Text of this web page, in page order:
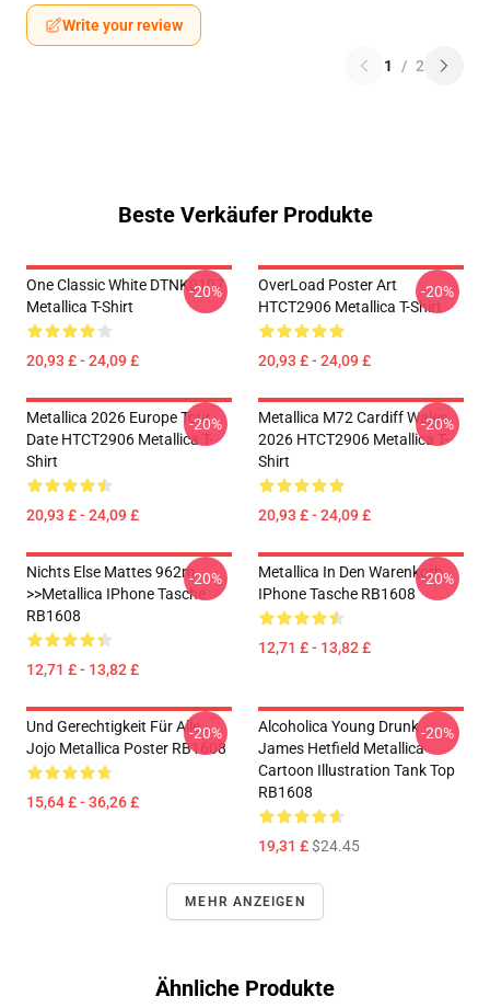
Write your review
1 / 2
Beste Verkäufer Produkte
One Classic White DTNK0107
Metallica T-Shirt
20,93 £ - 24,09 £
-20%
OverLoad Poster Art
HTCT2906 Metallica T-Shirt
20,93 £ - 24,09 £
-20%
Metallica 2026 Europe Tour
Date HTCT2906 Metallica T-
Shirt
20,93 £ - 24,09 £
-20%
Metallica M72 Cardiff Wales
2026 HTCT2906 Metallica T-
Shirt
20,93 £ - 24,09 £
-20%
Nichts Else Mattes 962m
>>metallica IPhone Tasche
RB1608
12,71 £ - 13,82 £
-20%
Metallica In Den Warenkorb
IPhone Tasche RB1608
12,71 £ - 13,82 £
-20%
Und Gerechtigkeit Für Alle...
Jojo Metallica Poster RB1608
15,64 £ - 36,26 £
-20%
Alcoholica Young Drunk
James Hetfield Metallica
Cartoon Illustration Tank Top
RB1608
19,31 £$24.45
-20%
MEHR ANZEIGEN
Ähnliche Produkte